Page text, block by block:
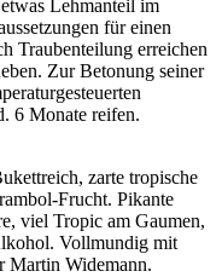
Lehmanteil im
für einen
Traubenteilung erreichen
Zur Betonung seiner
6 Monate reifen.
zarte tropische
Frucht. Pikante
viel Tropic am Gaumen,
Vollmundig mit
Martin Widemann.